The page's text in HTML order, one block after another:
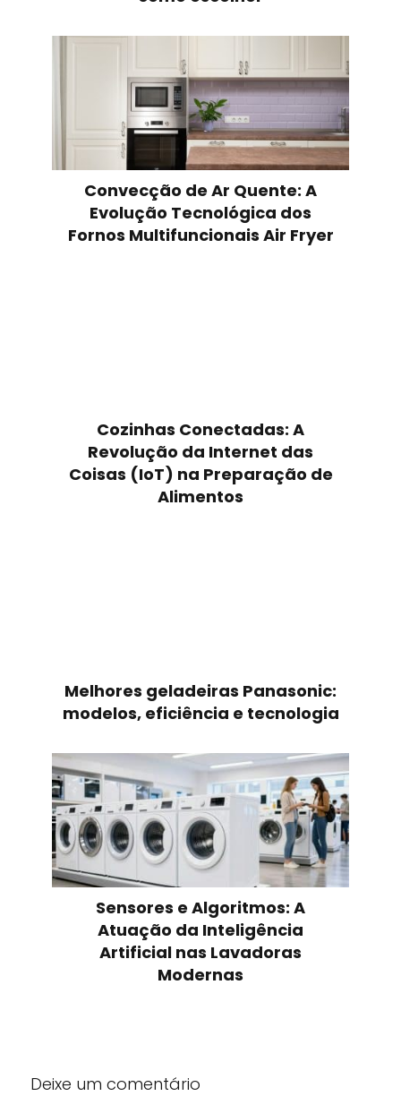
Convecção de Ar Quente: A
Evolução Tecnológica dos
Fornos Multifuncionais Air Fryer
Cozinhas Conectadas: A
Revolução da Internet das
Coisas (IoT) na Preparação de
Alimentos
Melhores geladeiras Panasonic:
modelos, eficiência e tecnologia
Sensores e Algoritmos: A
Atuação da Inteligência
Artificial nas Lavadoras
Modernas
Deixe um comentário